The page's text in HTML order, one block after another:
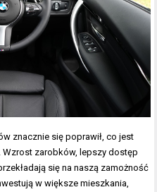
znacznie się poprawił, co jest
Wzrost zarobków, lepszy dostęp
się na naszą zamożność
w większe mieszkania,